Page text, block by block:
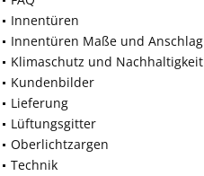
Innentüren
Innentüren Maße und Anschlag
Klimaschutz und Nachhaltigkeit
Kundenbilder
Lieferung
Lüftungsgitter
Oberlichtzargen
Technik